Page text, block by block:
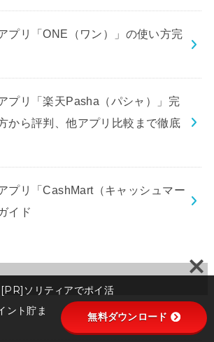
プリ「ONE（ワン）」の使い方完
プリ「楽天Pasha（パシャ）」完
から評判、他アプリ比較まで徹底
プリ「CashMart（キャッシュマー
イド
[PR]ソリティアでポイ活
ント貯ま
無料ダウンロード